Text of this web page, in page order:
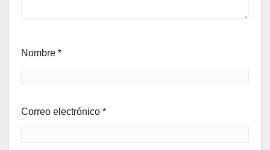
Nombre *
Correo electrónico *